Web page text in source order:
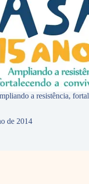
a resistência,
de 2014